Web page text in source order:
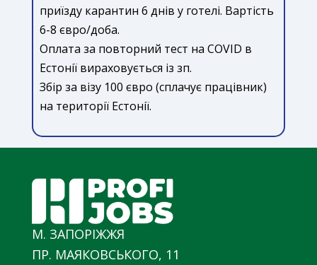
приїзду карантин 6 днів у готелі. Вартість
6-8 євро/доба.
Оплата за повторний тест на COVID в
Естонії вираховується із зп.
Збір за візу 100 євро (сплачує працівник)
на території Естонії.
М. ЗАПОРІЖЖЯ
ПР. МАЯКОВСЬКОГО, 11